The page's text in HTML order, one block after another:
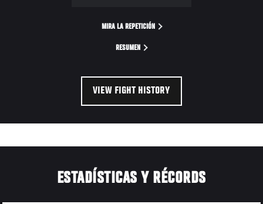
MIRA LA REPETICIÓN
RESUMEN
VIEW FIGHT HISTORY
ESTADÍSTICAS Y RÉCORDS